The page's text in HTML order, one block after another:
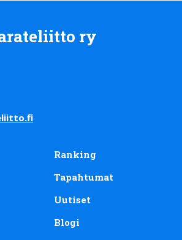
ry
Ranking
Tapahtumat
Uutiset
Blogi